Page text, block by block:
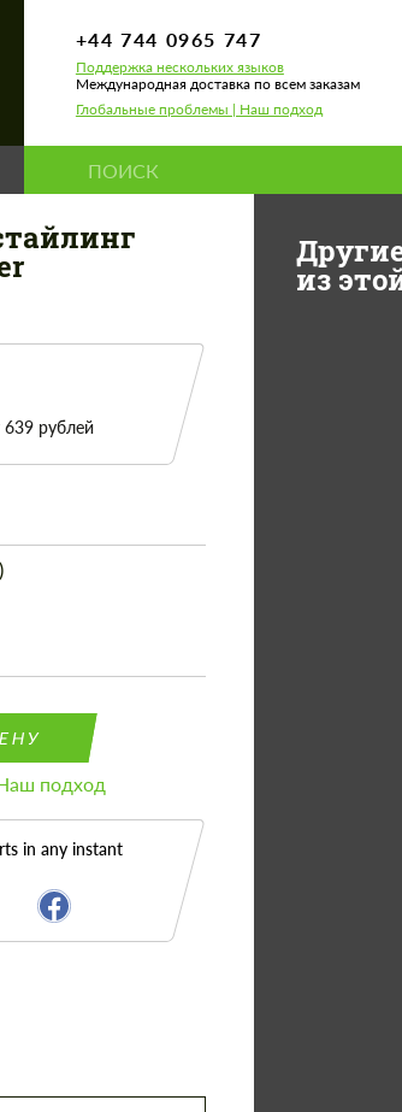
+44 744 0965 747
Поддержка нескольких языков
Международная доставка по всем заказам
Глобальные проблемы | Наш подход
Range Rover
рублей
подход
in any instant
из